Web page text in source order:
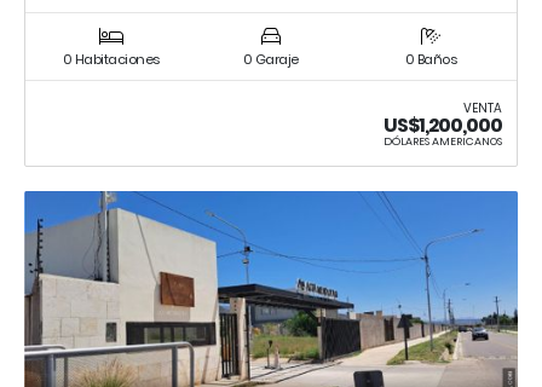
0 Habitaciones 0 Garaje 0 Baños
VENTA
US$1,200,000
DÓLARES AMERICANOS